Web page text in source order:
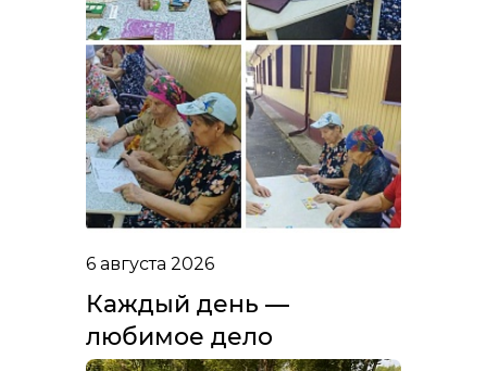
6 августа 2026
Каждый день —
любимое дело